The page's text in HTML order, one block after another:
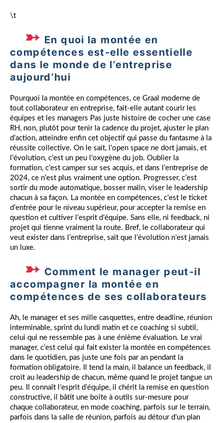
\t
En quoi la montée en
compétences est-elle essentielle
dans le monde de l’entreprise
aujourd’hui
Pourquoi la montée en compétences, ce Graal moderne de
tout collaborateur en entreprise, fait-elle autant courir les
équipes et les managers Pas juste histoire de cocher une case
RH, non, plutôt pour tenir la cadence du projet, ajuster le plan
d’action, atteindre enfin cet objectif qui passe du fantasme à la
réussite collective. On le sait, l’open space ne dort jamais, et
l’évolution, c’est un peu l’oxygène du job. Oublier la
formation, c’est camper sur ses acquis, et dans l’entreprise de
2024, ce n’est plus vraiment une option. Progresser, c’est
sortir du mode automatique, bosser malin, viser le leadership
chacun à sa façon. La montée en compétences, c’est le ticket
d’entrée pour le niveau supérieur, pour accepter la remise en
question et cultiver l’esprit d’équipe. Sans elle, ni feedback, ni
projet qui tienne vraiment la route. Bref, le collaborateur qui
veut exister dans l’entreprise, sait que l’évolution n’est jamais
un luxe.
Comment le manager peut-il
accompagner la montée en
compétences de ses collaborateurs
Ah, le manager et ses mille casquettes, entre deadline, réunion
interminable, sprint du lundi matin et ce coaching si subtil,
celui qui ne ressemble pas à une énième évaluation. Le vrai
manager, c’est celui qui fait exister la montée en compétences
dans le quotidien, pas juste une fois par an pendant la
formation obligatoire. Il tend la main, il balance un feedback, il
croit au leadership de chacun, même quand le projet tangue un
peu. Il connaît l’esprit d’équipe, il chérit la remise en question
constructive, il bâtit une boîte à outils sur-mesure pour
chaque collaborateur, en mode coaching, parfois sur le terrain,
parfois dans la salle de réunion, parfois au détour d’un plan